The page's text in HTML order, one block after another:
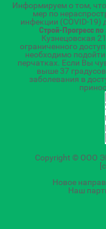
Информируем о том,
мер по
инфекции (COVID-19)
Строй-Прогресс по
Кузнецовская
ограниченного
необходимо
перчатках. Если Вы
выше 37
заболевания в
Copyright © ООО
Новое
Наш